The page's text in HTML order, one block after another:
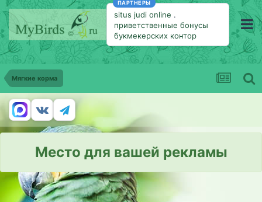
ПАРТНЕРЫ
situs judi online .
приветственные бонусы
букмекерских контор
Мягкие корма
Место для вашей рекламы